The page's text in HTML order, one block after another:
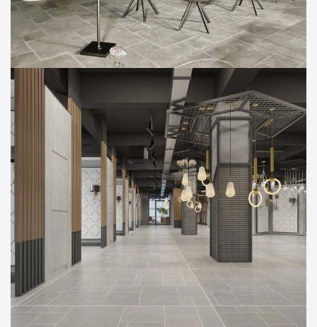
MOCAL CREATIVE SHOWROOM
Thi Công Công Trình Showroom Đèn
Công Ty Mocal Creative (Tầng 02) – Thị Xã
Bến Cát, Bình Dương
MOCAL CREATIVE SHOWROOM THIẾT KẾ